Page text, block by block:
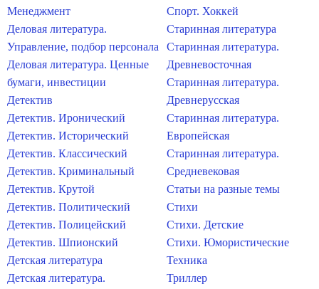
Менеджмент
Деловая литература.
Управление, подбор персонала
Деловая литература. Ценные
бумаги, инвестиции
Детектив
Детектив. Иронический
Детектив. Исторический
Детектив. Классический
Детектив. Криминальный
Детектив. Крутой
Детектив. Политический
Детектив. Полицейский
Детектив. Шпионский
Детская литература
Детская литература.
Спорт. Хоккей
Старинная литература
Старинная литература.
Древневосточная
Старинная литература.
Древнерусская
Старинная литература.
Европейская
Старинная литература.
Средневековая
Статьи на разные темы
Стихи
Стихи. Детские
Стихи. Юмористические
Техника
Триллер